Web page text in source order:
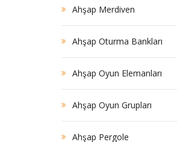
Ahşap Merdiven
Ahşap Oturma Bankları
Ahşap Oyun Elemanları
Ahşap Oyun Grupları
Ahşap Pergole